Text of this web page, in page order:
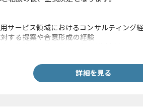
サービス領域におけるコンサルティング
する提案や合意形成の経験
詳細を見る